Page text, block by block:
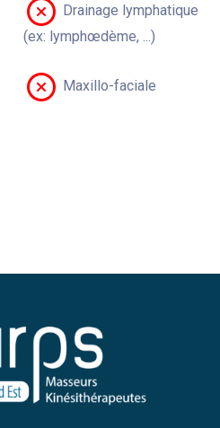
Drainage lymphatique
(ex: lymphœdème, ...)
Maxillo-faciale